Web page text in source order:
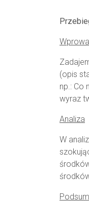
(opis
np.: Co
wyraz
Analiza
W